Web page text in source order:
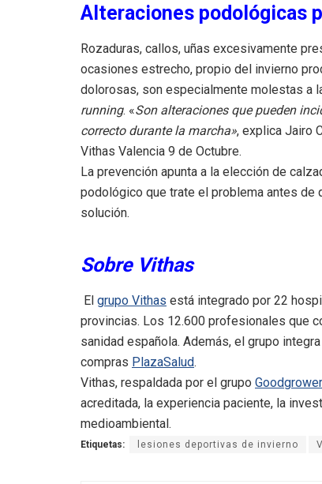
Alteraciones podológicas
Rozaduras, callos, uñas excesivamente
ocasiones estrecho, propio del invierno
dolorosas, son especialmente molestas a
running. «Son alteraciones que pueden
correcto durante la marcha», explica Jairo
Vithas Valencia 9 de Octubre.
La prevención apunta a la elección de
podológico que trate el problema antes
solución.
Sobre Vithas
El grupo Vithas está integrado por 22
provincias. Los 12.600 profesionales que
sanidad española. Además, el grupo
compras PlazaSalud.
Vithas, respaldada por el grupo Goodgrower
acreditada, la experiencia paciente, la
medioambiental.
Etiquetas: lesiones deportivas de invierno